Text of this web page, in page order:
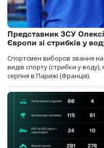
Представник ЗСУ
Європи зі стрибків у
Спортсмен виборов звання
видів спорту (стрибки у
серпня в Парижі (Франція).